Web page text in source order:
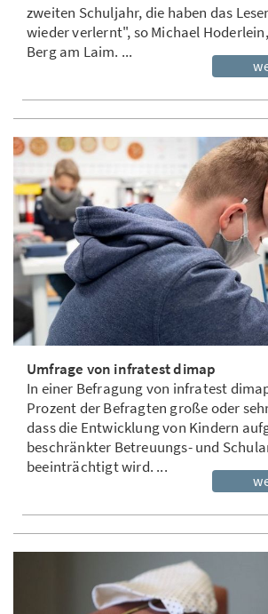
zweiten Schuljahr, die haben das
wieder verlernt", so Michael
Berg am Laim. ...
Umfrage von infratest dimap
In einer Befragung von infratest
Prozent der Befragten große oder
dass die Entwicklung von Kindern
beschränkter Betreuungs- und
beeinträchtigt wird. ...